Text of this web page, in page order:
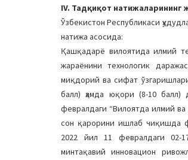
IV. Тадқиқот натижаларининг
Ўзбекистон Республикаси
натижа асосида:
Қашқадарё вилоятида илмий
жараёнини технологик
миқдорий ва сифат
балл) ҳамда юқори (8-10 балл)
февралдаги “Вилоятда илмий
cон қарорини ишлаб чиқишда
2022 йил 11 февралдаги 02-
минтақавий инновацион